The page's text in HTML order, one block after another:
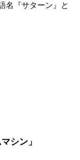
名『サターン』と
シン」